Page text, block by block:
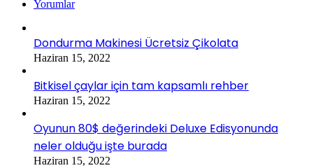
Yorumlar
Dondurma Makinesi Ücretsiz Çikolata
Haziran 15, 2022
Bitkisel çaylar için tam kapsamlı rehber
Haziran 15, 2022
Oyunun 80$ değerindeki Deluxe Edisyonunda
neler olduğu işte burada
Haziran 15, 2022